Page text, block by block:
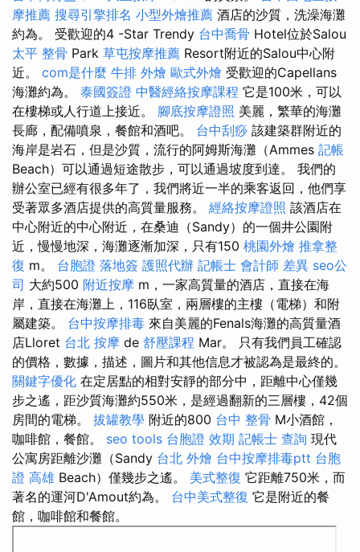
摩推薦 搜尋引擎排名 小型外燴推薦 酒店的沙質，洗澡海灘
約為。 受歡迎的4 -Star Trendy 台中喬骨 Hotel位於Salou
太平 整骨 Park 草屯按摩推薦 Resort附近的Salou中心附
近。 com是什麼 牛排 外燴 歐式外燴 受歡迎的Capellans
海灘約為。 泰國簽證 中醫經絡按摩課程 它是100米，可以
在樓梯或人行道上接近。 腳底按摩證照 美麗，繁華的海灘
長廊，配備噴泉，餐館和酒吧。 台中刮痧 該建築群附近的
海岸是岩石，但是沙質，流行的阿姆斯海灘（Ammes 記帳
Beach）可以通過短途散步，可以通過坡度到達。 我們的
辦公室已經有很多年了，我們將近一半的乘客返回，他們享
受著眾多酒店提供的高質量服務。 經絡按摩證照 該酒店在
中心附近的中心附近，在桑迪（Sandy）的一個井公園附
近，慢慢地深，海灘逐漸加深，只有150 桃園外燴 推拿整
復 m。 台胞證 落地簽 護照代辦 記帳士 會計師 差異 seo公
司 大約500 附近按摩 m，一家高質量的酒店，直接在海
岸，直接在海灘上，116臥室，兩層樓的主樓（電梯）和附
屬建築。 台中按摩排毒 來自美麗的Fenals海灘的高質量酒
店Lloret 台北 按摩 de 舒壓課程 Mar。 只有我們員工確認
的價格，數據，描述，圖片和其他信息才被認為是最終的。
關鍵字優化 在定居點​​的相對安靜的部分中，距離中心僅幾
步之遙，距沙質海灘約550米，是經過翻新的三層樓，42個
房間的電梯。 拔罐教學 附近的800 台中 整骨 M小酒館，
咖啡館，餐館。 seo tools 台胞證 效期 記帳士 查詢 現代
公寓房距離沙灘（Sandy 台北 外燴 台中按摩排毒ptt 台胞
證 高雄 Beach）僅幾步之遙。 美式整復 它距離750米，而
著名的運河D'Amout約為。 台中美式整復 它是附近的餐
館，咖啡館和餐館。